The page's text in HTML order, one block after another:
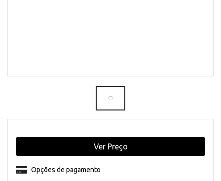
Opções de pagamento
Ver Preço